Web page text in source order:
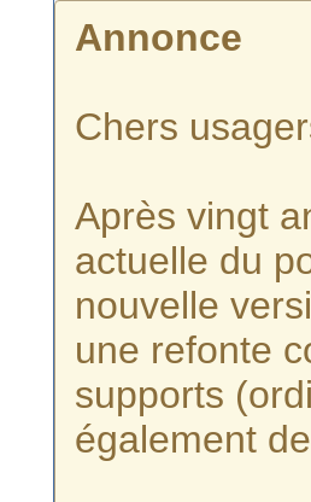
Annonce
Chers
Après vingt
actuelle du
nouvelle
une refonte
supports
également